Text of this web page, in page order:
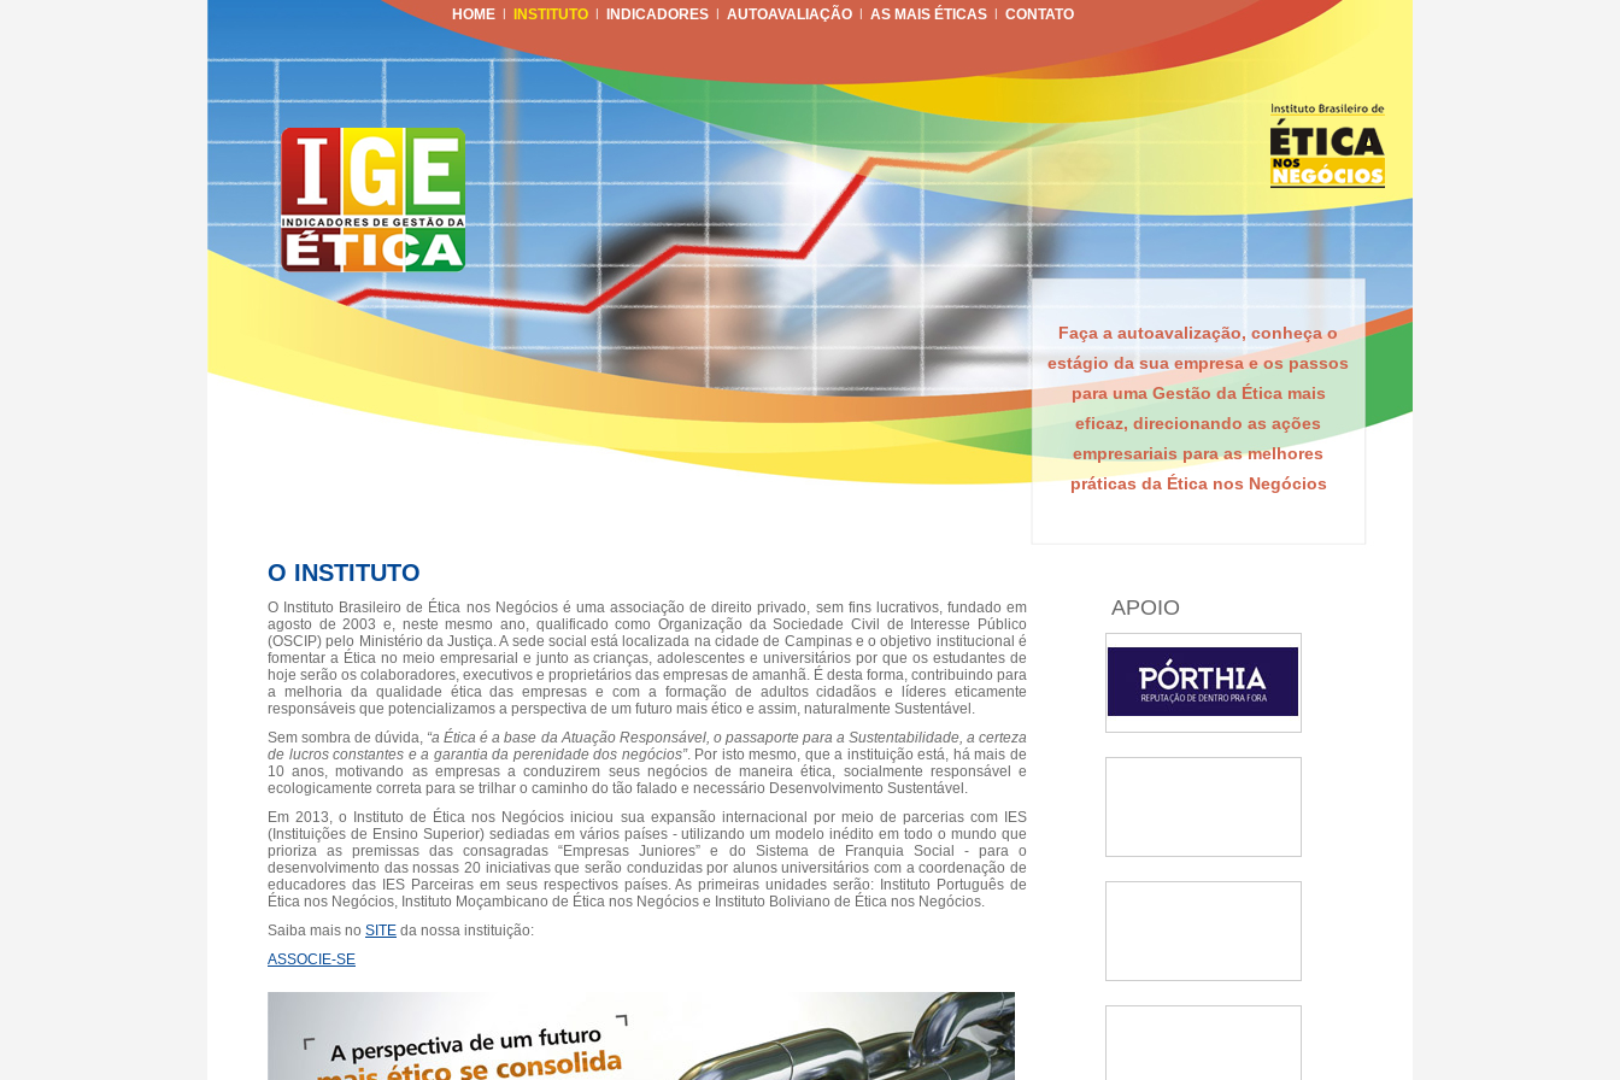
HOME | INSTITUTO | INDICADORES | AUTOAVALIAÇÃO | AS MAIS ÉTICAS | CONTATO
Faça a autoavalização, conheça o
estágio da sua empresa e os passos
para uma Gestão da Ética mais
eficaz, direcionando as ações
empresariais para as melhores
práticas da Ética nos Negócios
O INSTITUTO
O Instituto Brasileiro de Ética nos Negócios é uma associação de direito privado, sem fins lucrativos, fundado em
agosto de 2003 e, neste mesmo ano, qualificado como Organização da Sociedade Civil de Interesse Público
(OSCIP) pelo Ministério da Justiça. A sede social está localizada na cidade de Campinas e o objetivo institucional é
fomentar a Ética no meio empresarial e junto as crianças, adolescentes e universitários por que os estudantes de
hoje serão os colaboradores, executivos e proprietários das empresas de amanhã. É desta forma, contribuindo para
a melhoria da qualidade ética das empresas e com a formação de adultos cidadãos e líderes eticamente
responsáveis que potencializamos a perspectiva de um futuro mais ético e assim, naturalmente Sustentável.
Sem sombra de dúvida, “a Ética é a base da Atuação Responsável, o passaporte para a Sustentabilidade, a certeza
de lucros constantes e a garantia da perenidade dos negócios”. Por isto mesmo, que a instituição está, há mais de
10 anos, motivando as empresas a conduzirem seus negócios de maneira ética, socialmente responsável e
ecologicamente correta para se trilhar o caminho do tão falado e necessário Desenvolvimento Sustentável.
Em 2013, o Instituto de Ética nos Negócios iniciou sua expansão internacional por meio de parcerias com IES
(Instituições de Ensino Superior) sediadas em vários países - utilizando um modelo inédito em todo o mundo que
prioriza as premissas das consagradas “Empresas Juniores” e do Sistema de Franquia Social - para o
desenvolvimento das nossas 20 iniciativas que serão conduzidas por alunos universitários com a coordenação de
educadores das IES Parceiras em seus respectivos países. As primeiras unidades serão: Instituto Português de
Ética nos Negócios, Instituto Moçambicano de Ética nos Negócios e Instituto Boliviano de Ética nos Negócios.
Saiba mais no SITE da nossa instituição:
ASSOCIE-SE
APOIO